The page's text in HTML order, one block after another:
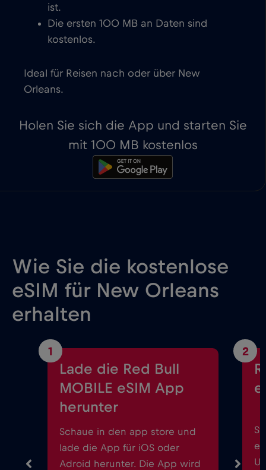
ist.
Die ersten 100 MB an Daten sind
kostenlos.
Ideal für Reisen nach oder über New
Orleans.
Holen Sie sich die App und starten Sie
mit 100 MB kostenlos
Wie Sie die kostenlose
eSIM für New Orleans
erhalten
1
Lade die Red Bull
MOBILE eSIM App
herunter
Schaue in den app store und
lade die App für iOS oder
Adroid herunter. Die App wird
2